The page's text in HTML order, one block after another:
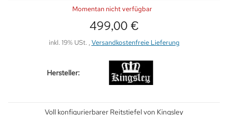
Momentan nicht verfügbar
499,00 €
inkl. 19% USt. ,Versandkostenfreie Lieferung
Hersteller:
Voll konfigurierbarer Reitstiefel von Kingsley